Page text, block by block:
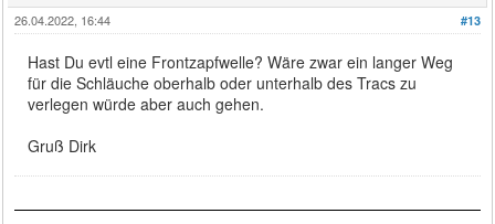
#13
26.04.2022, 16:44
Hast Du evtl eine Frontzapfwelle? Wäre zwar ein langer Weg
für die Schläuche oberhalb oder unterhalb des Tracs zu
verlegen würde aber auch gehen.
Gruß Dirk